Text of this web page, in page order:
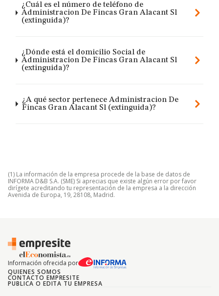
¿Cuál es el número de teléfono de
Administracion De Fincas Gran Alacant Sl
(extinguida)?
¿Dónde está el domicilio Social de
Administracion De Fincas Gran Alacant Sl
(extinguida)?
¿A qué sector pertenece Administracion De
Fincas Gran Alacant Sl (extinguida)?
(1) La información de la empresa procede de la base de datos de
INFORMA D&B S.A. (SME) Si aprecias que existe algún error por favor
dirígete acreditando tu representación de la empresa a la dirección
Avenida de Europa, 19, 28108, Madrid.
Información ofrecida por
QUIENES SOMOS
CONTACTO EMPRESITE
PUBLICA O EDITA TU EMPRESA